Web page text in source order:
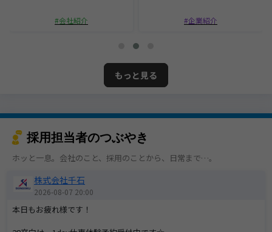
会社紹介 企業紹介
もっと見る
採用担当者のつぶやき
ホッと一息。会社のこと、採用のことから、日常まで…。
株式会社千石
2026-08-07 20:00
本日もお疲れ様です！